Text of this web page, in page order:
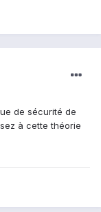
de sécurité de
à cette théorie